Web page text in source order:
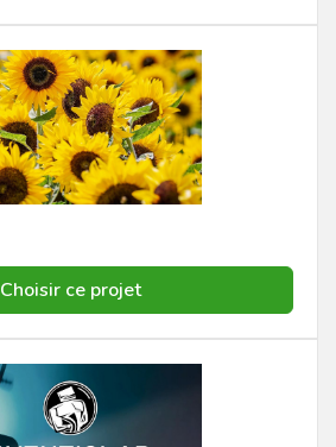
Choisir ce projet